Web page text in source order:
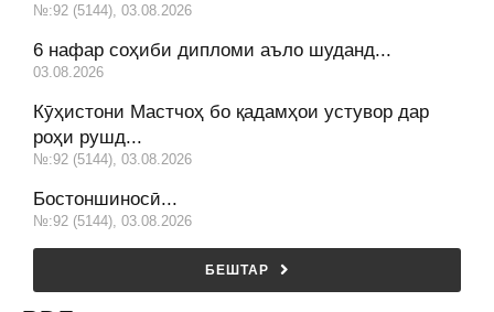
№:92 (5144), 03.08.2026
6 нафар соҳиби дипломи аъло шуданд...
03.08.2026
Кӯҳистони Мастчоҳ бо қадамҳои устувор дар
роҳи рушд...
№:92 (5144), 03.08.2026
Бостоншиносӣ...
№:92 (5144), 03.08.2026
БЕШТАР